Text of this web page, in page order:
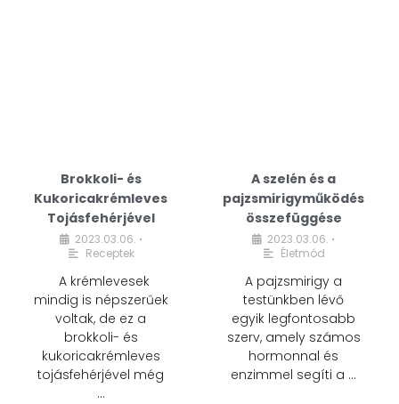
Brokkoli- és
Kukoricakrémleves
Tojásfehérjével
2023.03.06. •
Receptek
A krémlevesek
mindig is népszerűek
voltak, de ez a
brokkoli- és
kukoricakrémleves
tojásfehérjével még
…
A szelén és a
pajzsmirigyműködés
összefüggése
2023.03.06. •
Életmód
A pajzsmirigy a
testünkben lévő
egyik legfontosabb
szerv, amely számos
hormonnal és
enzimmel segíti a …